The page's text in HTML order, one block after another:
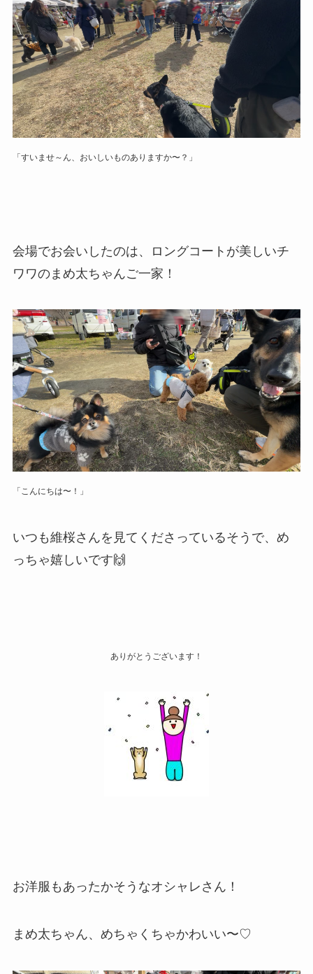
「すいませ～ん、おいしいものありますか〜？」
会場でお会いしたのは、ロングコートが美しいチ
ワワのまめ太ちゃんご一家！
「こんにちは〜！」
いつも維桜さんを見てくださっているそうで、め
っちゃ嬉しいです🙌
ありがとうございます！
お洋服もあったかそうなオシャレさん！
まめ太ちゃん、めちゃくちゃかわいい〜♡